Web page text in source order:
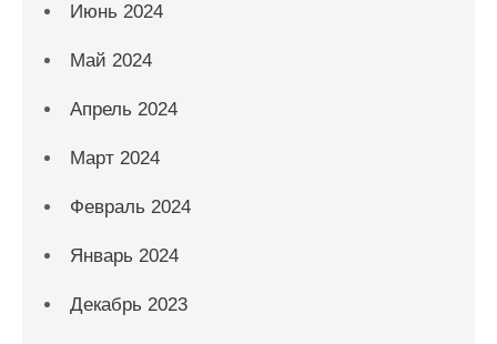
Июнь 2024
Май 2024
Апрель 2024
Март 2024
Февраль 2024
Январь 2024
Декабрь 2023